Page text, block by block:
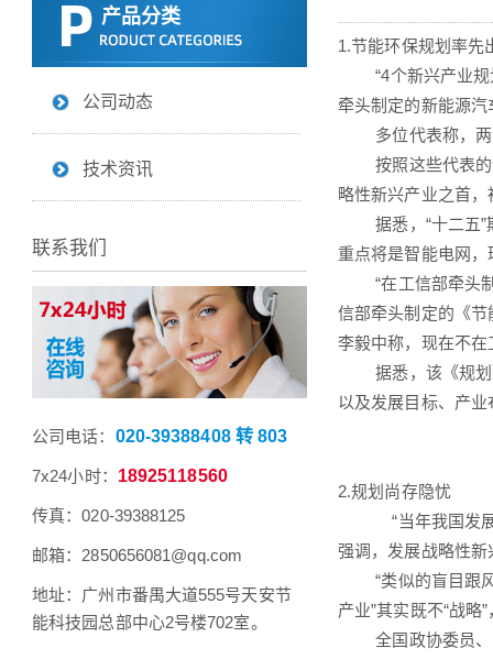
1.节能环保规划率先
“4个新兴产业规划
牵头制定的新能源
多位代表称，两会
按照这些代表的说
略性新兴产业之首
据悉，“十二五”期
重点将是智能电网，
“在工信部牵头制
信部牵头制定的《节
李毅中称，现在不
据悉，该《规划》
以及发展目标、产业
2.规划尚存隐忧
“当年我国发展电
强调，发展战略性
“类似的盲目跟风
产业”其实既不“战略
全国政协委员、国
产品分类
公司动态
技术资讯
联系我们
公司电话： 020-39388408 转 803
7x24小时： 18925118560
传真：020-39388125
邮箱：2850656081@qq.com
地址：广州市番禺大道555号天安节
能科技园总部中心2号楼702室。